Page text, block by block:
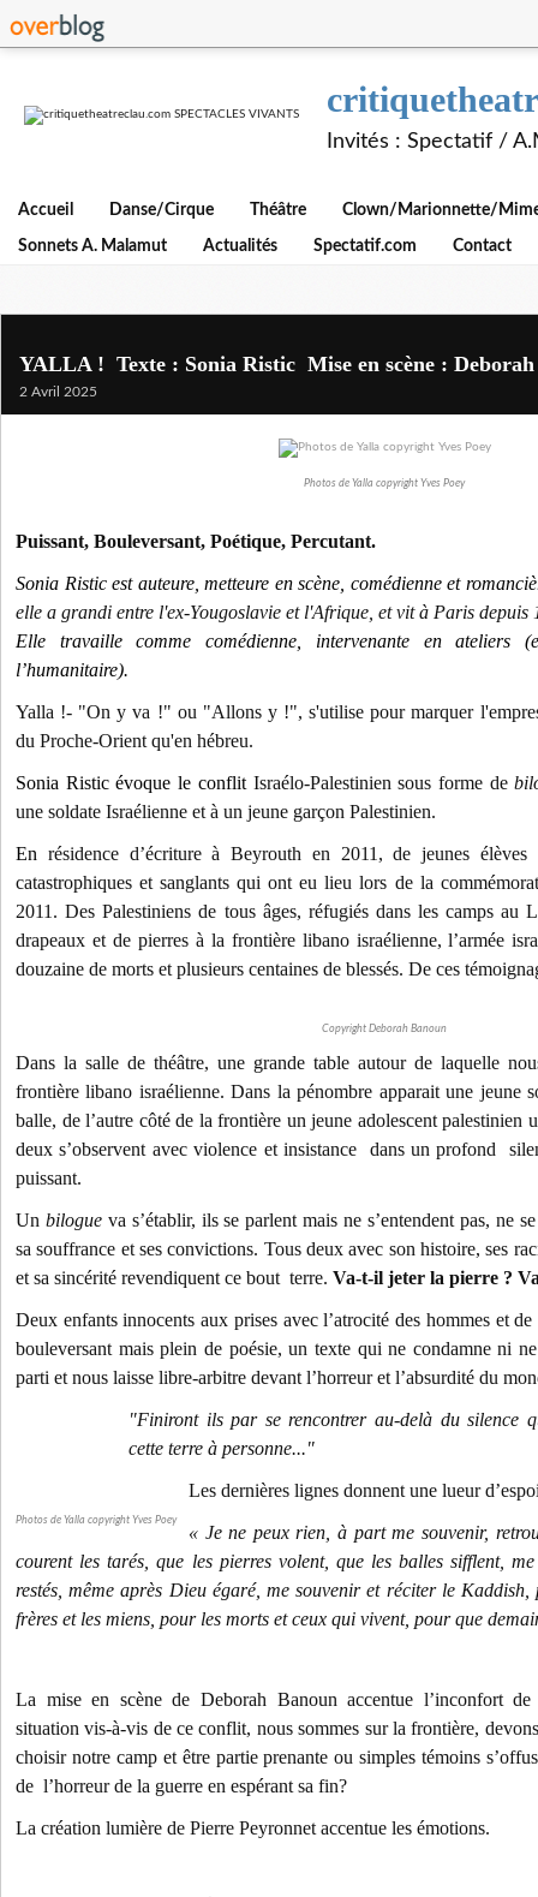
Invités : Spectatif /
Accueil Danse/Cirque Théâtre Clown/Marionnette/
Sonnets A. Malamut Actualités Spectatif.com Contact
YALLA ! Texte : Sonia Ristic Mise en scène :
2 Avril 2025
Photos de Yalla copyright Yves Poey
Puissant, Bouleversant, Poétique, Percutant.
Sonia Ristic est auteure, metteure en scène, comédienne et
elle a grandi entre l'ex-Yougoslavie et l'Afrique, et vit à Paris depuis
Elle travaille comme comédienne, intervenante en ateliers
l’humanitaire).
Yalla !- "On y va !" ou "Allons y !", s'utilise pour marquer
du Proche-Orient qu'en hébreu.
Sonia Ristic évoque le conflit Israélo-Palestinien sous forme de
une soldate Israélienne et à un jeune garçon Palestinien.
En résidence d’écriture à Beyrouth en 2011, de jeunes
catastrophiques et sanglants qui ont eu lieu lors de la
2011. Des Palestiniens de tous âges, réfugiés dans les camps au
drapeaux et de pierres à la frontière libano israélienne, l’armée
douzaine de morts et plusieurs centaines de blessés. De ces
Copyright Deborah Banoun
Dans la salle de théâtre, une grande table autour de laquelle
frontière libano israélienne. Dans la pénombre apparait une jeune
balle, de l’autre côté de la frontière un jeune adolescent palestinien
deux s’observent avec violence et insistance dans un profond
puissant.
Un bilogueva s’établir, ils se parlent mais ne s’entendent pas, ne
sa souffrance et ses convictions. Tous deux avec son histoire, ses
et sa sincérité revendiquent ce bout terre. Va-t-il jeter la pierre ?
Deux enfants innocents aux prises avec l’atrocité des hommes et
bouleversant mais plein de poésie, un texte qui ne condamne ni
parti et nous laisse libre-arbitre devant l’horreur et l’absurdité du
"Finiront ils par se rencontrer au-delà du silence
cette terre à personne..."
Photos de Yalla copyright Yves Poey
Les dernières lignes donnent une lueur
« Je ne peux rien, à part me souvenir,
courent les tarés, que les pierres volent, que les balles sifflent,
restés, même après Dieu égaré, me souvenir et réciter le
frères et les miens, pour les morts et ceux qui vivent, pour que
La mise en scène de Deborah Banoun accentue l’inconfort de
situation vis-à-vis de ce conflit, nous sommes sur la frontière,
choisir notre camp et être partie prenante ou simples témoins
de l’horreur de la guerre en espérant sa fin?
La création lumière de Pierre Peyronnet accentue les émotions.